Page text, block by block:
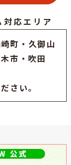
応エリア
崎町・久御山
市・吹田
さい。